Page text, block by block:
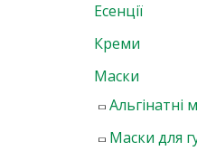
Есенції
Креми
Маски
Альгінатні
Маски для